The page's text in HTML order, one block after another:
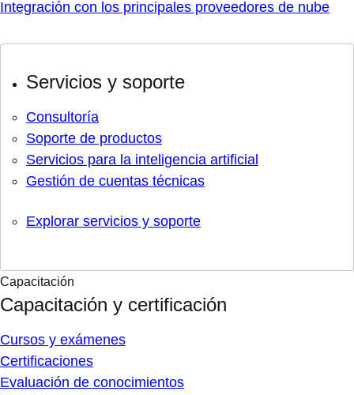
Integración con los principales proveedores de nube
Servicios y soporte
Consultoría
Soporte de productos
Servicios para la inteligencia artificial
Gestión de cuentas técnicas
Explorar servicios y soporte
Capacitación
Capacitación y certificación
Cursos y exámenes
Certificaciones
Evaluación de conocimientos